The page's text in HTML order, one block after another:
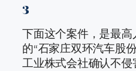
3
下面这个案件，是最
的“石家庄双环汽车股
工业株式会社确认不侵